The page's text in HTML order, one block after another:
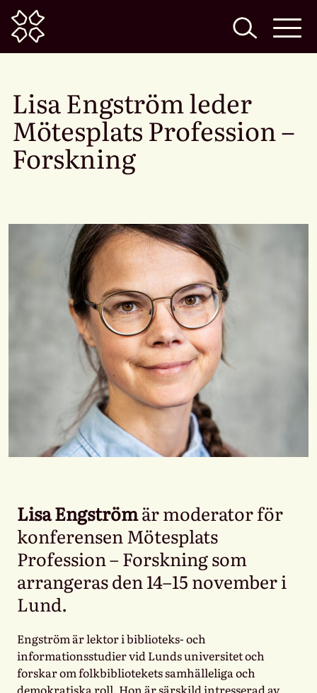
Home
Lisa Engström leder
Mötesplats Profession –
Forskning
Lisa Engströmär moderator för
konferensen Mötesplats
Profession – Forskning som
arrangeras den 14–15 november i
Lund.
Engström är lektor i biblioteks- och
informationsstudier vid Lunds universitet och
forskar om folkbibliotekets samhälleliga och
demokratiska roll. Hon är särskild intresserad av